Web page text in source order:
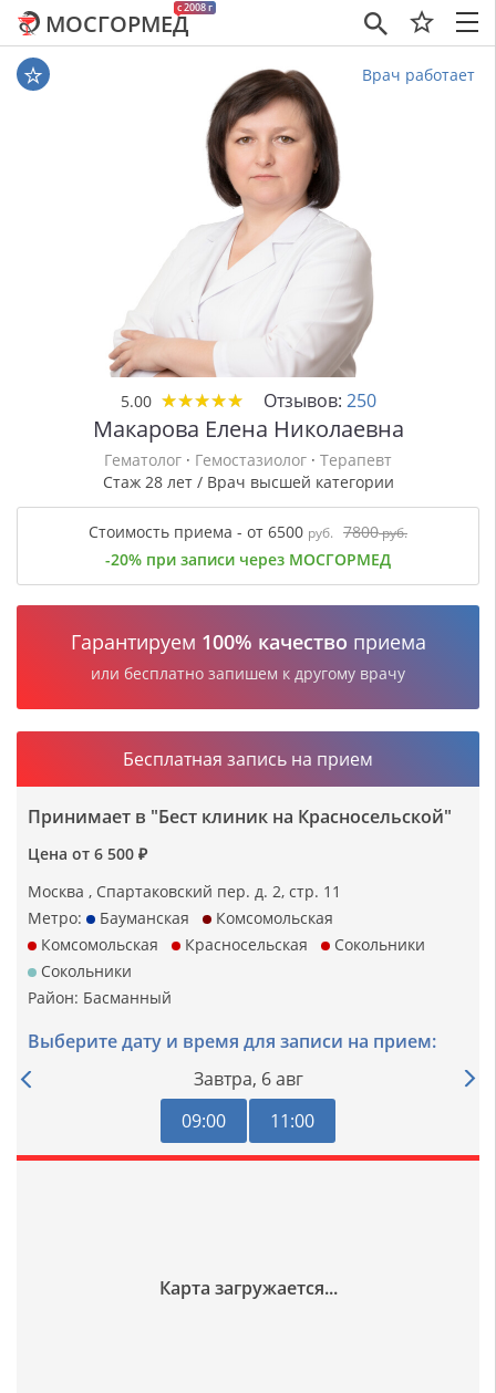
×
c 2008 г
МОСГОРМЕД
Врач работает
5.00 ★★★★★
★★★★★ Отзывов: 250
Макарова Елена Николаевна
Гематолог · Гемостазиолог · Терапевт
Стаж 28 лет / Врач высшей категории
Стоимость приема - от 6500 руб. 7800руб.
-20% при записи через МОСГОРМЕД
Гарантируем 100% качество приема
или бесплатно запишем к другому врачу
Бесплатная запись на прием
Принимает в "Бест клиник на Красносельской"
Цена от 6 500 ₽
Москва , Спартаковский пер. д. 2, стр. 11
Метро:
Бауманская
Комсомольская
Комсомольская
Красносельская
Сокольники
Сокольники
Район: Басманный
Выберите дату и время для записи на прием:
Завтра, 6 авг
09:00
11:00